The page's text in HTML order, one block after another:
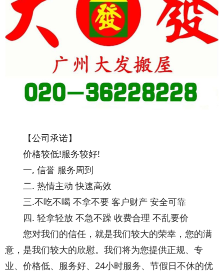
【公司承诺】
价格较低!服务较好!
一, 信誉 服务周到
二. 热情主动 快速高效
三.不吃不喝 不拿不要 客户财产 安全可靠
四. 轻拿轻放 不急不躁 收费合理 不乱要价
您对我们的信任，就是我们较大的荣幸，您的满
意，是我们较大的欣慰。我们将为您提供正规、专
业、价格低、服务好、24小时服务、节假日不休的优